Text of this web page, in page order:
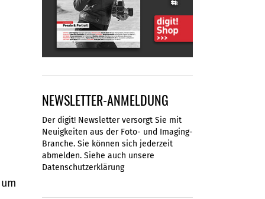
NEWSLETTER-ANMELDUNG
Der digit! Newsletter versorgt Sie mit
Neuigkeiten aus der Foto- und Imaging-
Branche. Sie können sich jederzeit
abmelden. Siehe auch unsere
Datenschutzerklärung